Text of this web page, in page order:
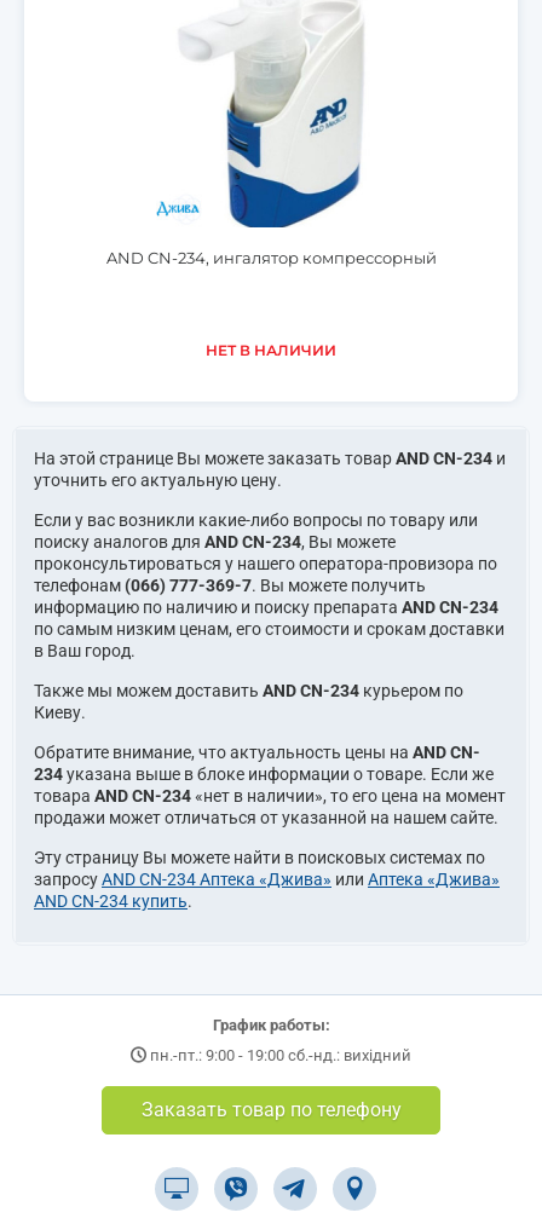
AND CN-234, ингалятор компрессорный
НЕТ В НАЛИЧИИ
На этой странице Вы можете заказать товарAND CN-234 и
уточнить его актуальную цену.
Если у вас возникли какие-либо вопросы по товару или
поиску аналогов для AND CN-234, Вы можете
проконсультироваться у нашего оператора-провизора по
телефонам (066) 777-369-7. Вы можете получить
информацию по наличию и поиску препарата AND CN-234
по самым низким ценам, его стоимости и срокам доставки
в Ваш город.
Также мы можем доставить AND CN-234 курьером по
Киеву.
Обратите внимание, что актуальность цены на AND CN-
234указана выше в блоке информации о товаре. Если же
товара AND CN-234«нет в наличии», то его цена на момент
продажи может отличаться от указанной на нашем сайте.
Эту страницу Вы можете найти в поисковых системах по
запросуAND CN-234 Аптека «Джива» или Аптека «Джива»
AND CN-234 купить.
График работы:
пн.-пт.: 9:00 - 19:00 сб.-нд.: вихідний
Заказать товар по телефону